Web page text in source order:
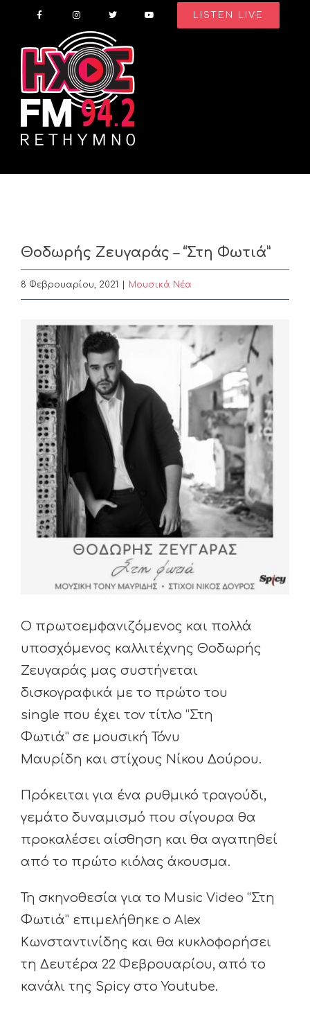
content
LISTEN LIVE
Θοδωρής Ζευγαράς – “Στη Φωτιά”
8 Φεβρουαρίου, 2021 Μουσικά Νέα
View
Larger
Image
Ο πρωτοεμφανιζόμενος και πολλά
υποσχόμενος καλλιτέχνης Θοδωρής
Ζευγαράς μας συστήνεται
δισκογραφικά με το πρώτο του
single που έχει τον τίτλο “Στη
Φωτιά” σε μουσική Τόνυ
Μαυρίδη και στίχους Νίκου Δούρου.
Πρόκειται για ένα ρυθμικό τραγούδι,
γεμάτο δυναμισμό που σίγουρα θα
προκαλέσει αίσθηση και θα αγαπηθεί
από το πρώτο κιόλας άκουσμα.
Τη σκηνοθεσία για το Music Video “Στη
Φωτιά” επιμελήθηκε ο Alex
Κωνσταντινίδης και θα κυκλοφορήσει
τη Δευτέρα 22 Φεβρουαρίου, από το
κανάλι της Spicy στο Youtube.